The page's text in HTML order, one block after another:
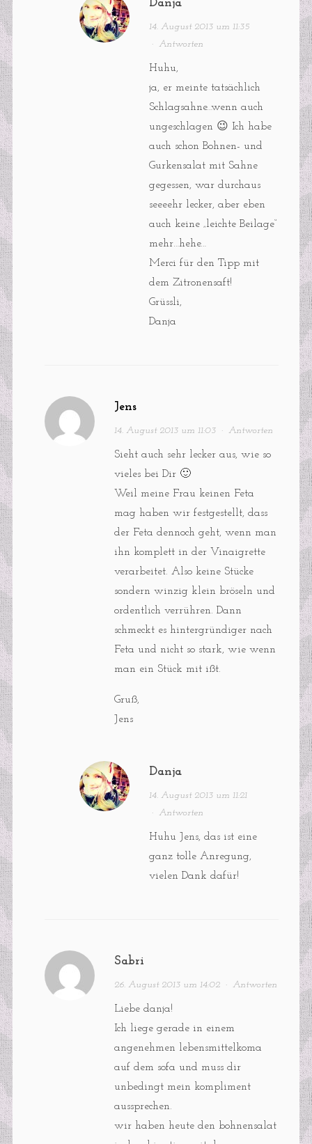
Danja
14. August 2013 um 11:35
· Antworten
Huhu,
ja, er meinte tatsächlich
Schlagsahne…wenn auch
ungeschlagen 😉 Ich habe
auch schon Bohnen- und
Gurkensalat mit Sahne
gegessen, war durchaus
seeeehr lecker, aber eben
auch keine „leichte Beilage“
mehr…hehe…
Merci für den Tipp mit
dem Zitronensaft!
Grüssli,
Danja
Jens
14. August 2013 um 11:03· Antworten
Sieht auch sehr lecker aus, wie so
vieles bei Dir 🙂
Weil meine Frau keinen Feta
mag haben wir festgestellt, dass
der Feta dennoch geht, wenn man
ihn komplett in der Vinaigrette
verarbeitet. Also keine Stücke
sondern winzig klein bröseln und
ordentlich verrühren. Dann
schmeckt es hintergründiger nach
Feta und nicht so stark, wie wenn
man ein Stück mit ißt.
Gruß,
Jens
Danja
14. August 2013 um 11:21
· Antworten
Huhu Jens, das ist eine
ganz tolle Anregung,
vielen Dank dafür!
Sabri
26. August 2013 um 14:02· Antworten
Liebe danja!
Ich liege gerade in einem
angenehmen lebensmittelkoma
auf dem sofa und muss dir
unbedingt mein kompliment
aussprechen.
wir haben heute den bohnensalat